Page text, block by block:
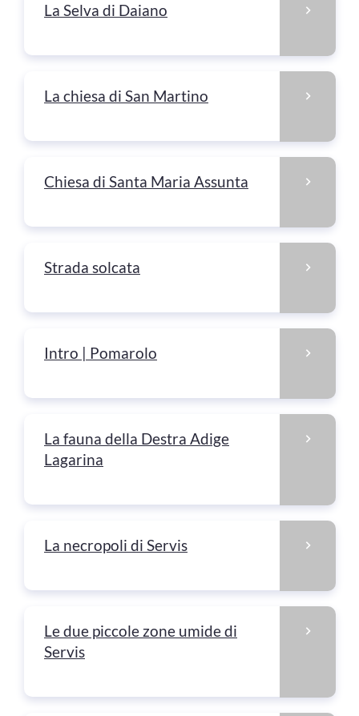
La Selva di Daiano
La chiesa di San Martino
Chiesa di Santa Maria Assunta
Strada solcata
Intro | Pomarolo
La fauna della Destra Adige
Lagarina
La necropoli di Servis
Le due piccole zone umide di
Servis